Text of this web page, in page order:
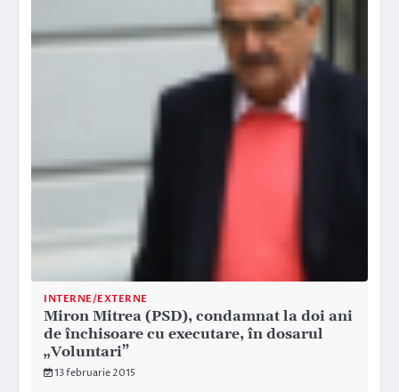
INTERNE/EXTERNE
Miron Mitrea (PSD), condamnat la doi ani
de închisoare cu executare, în dosarul
„Voluntari”
13 februarie 2015